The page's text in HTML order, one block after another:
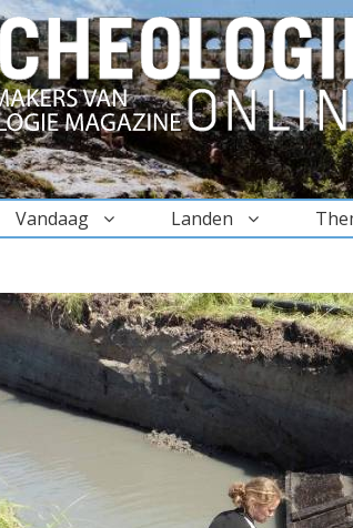
Vandaag Landen